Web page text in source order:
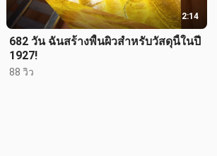
2:14
682 วัน ฉันสร้างพื้นผิวสำหรับวัสดุนี้ในปี
1927!
88 วิว